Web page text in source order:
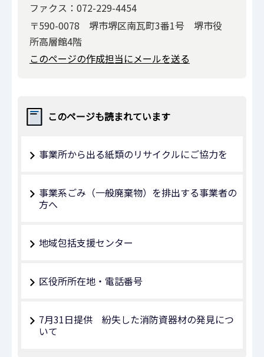
ファクス：072-229-4454
〒590-0078 堺市堺区南瓦町3番1号 堺市役
所高層館4階
このページの作成担当にメールを送る
このページも読まれています
事業所から出る紙類のリサイクルにご協力を
事業系ごみ（一般廃棄物）を排出する事業者の
方へ
地域包括支援センター
区役所所在地・電話番号
7月31日提供 紛失した消防資器材の発見につ
いて